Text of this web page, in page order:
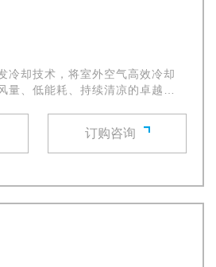
冷却技术，将室外空气高效冷却
量、低能耗、持续清凉的卓越体
订购咨询